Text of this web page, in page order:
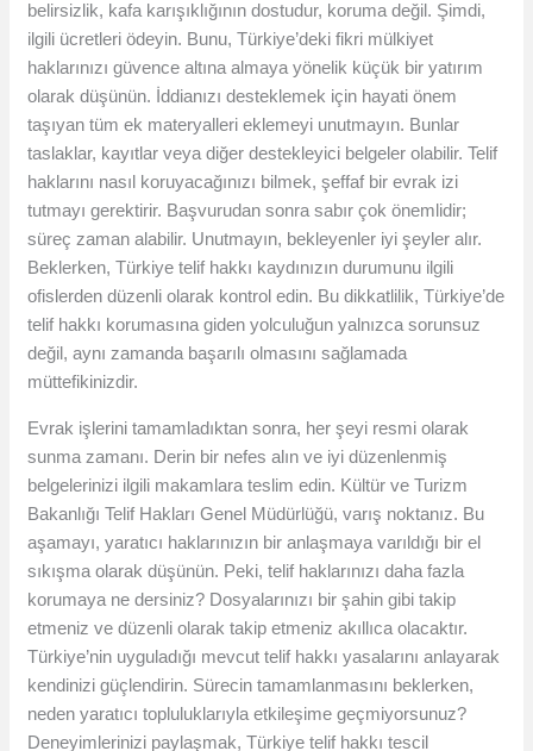
belirsizlik, kafa karışıklığının dostudur, koruma değil. Şimdi,
ilgili ücretleri ödeyin. Bunu, Türkiye’deki fikri mülkiyet
haklarınızı güvence altına almaya yönelik küçük bir yatırım
olarak düşünün. İddianızı desteklemek için hayati önem
taşıyan tüm ek materyalleri eklemeyi unutmayın. Bunlar
taslaklar, kayıtlar veya diğer destekleyici belgeler olabilir. Telif
haklarını nasıl koruyacağınızı bilmek, şeffaf bir evrak izi
tutmayı gerektirir. Başvurudan sonra sabır çok önemlidir;
süreç zaman alabilir. Unutmayın, bekleyenler iyi şeyler alır.
Beklerken, Türkiye telif hakkı kaydınızın durumunu ilgili
ofislerden düzenli olarak kontrol edin. Bu dikkatlilik, Türkiye’de
telif hakkı korumasına giden yolculuğun yalnızca sorunsuz
değil, aynı zamanda başarılı olmasını sağlamada
müttefikinizdir.
Evrak işlerini tamamladıktan sonra, her şeyi resmi olarak
sunma zamanı. Derin bir nefes alın ve iyi düzenlenmiş
belgelerinizi ilgili makamlara teslim edin. Kültür ve Turizm
Bakanlığı Telif Hakları Genel Müdürlüğü, varış noktanız. Bu
aşamayı, yaratıcı haklarınızın bir anlaşmaya varıldığı bir el
sıkışma olarak düşünün. Peki, telif haklarınızı daha fazla
korumaya ne dersiniz? Dosyalarınızı bir şahin gibi takip
etmeniz ve düzenli olarak takip etmeniz akıllıca olacaktır.
Türkiye’nin uyguladığı mevcut telif hakkı yasalarını anlayarak
kendinizi güçlendirin. Sürecin tamamlanmasını beklerken,
neden yaratıcı topluluklarıyla etkileşime geçmiyorsunuz?
Deneyimlerinizi paylaşmak, Türkiye telif hakkı tescil